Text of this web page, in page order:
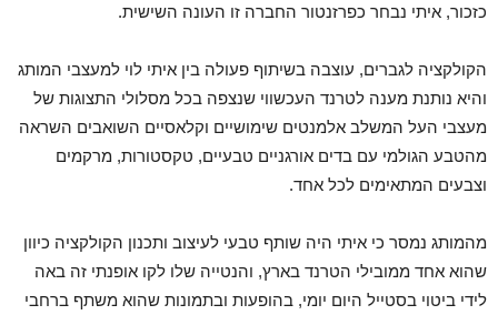
כזכור, איתי נבחר כפרזנטור החברה זו העונה השישית.
הקולקציה לגברים, עוצבה בשיתוף פעולה בין איתי לוי למעצבי המותג
והיא נותנת מענה לטרנד העכשווי שנצפה בכל מסלולי התצוגות של
מעצבי העל המשלב אלמנטים שימושיים וקלאסיים השואבים השראה
מהטבע הגולמי עם בדים אורגניים טבעיים, טקסטורות, מרקמים
וצבעים המתאימים לכל אחד.
מהמותג נמסר כי איתי היה שותף טבעי לעיצוב ותכנון הקולקציה כיוון
שהוא אחד ממובילי הטרנד בארץ, והנטייה שלו לקו אופנתי זה באה
לידי ביטוי בסטייל היום יומי, בהופעות ובתמונות שהוא משתף ברחבי